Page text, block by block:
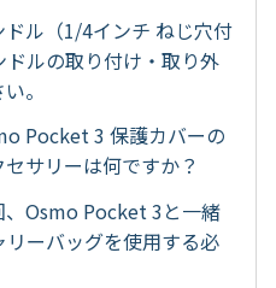
ドル（1/4インチ ねじ穴付
ルの取り付け・取り外
。
Pocket 3 保護カバーの
サリーは何ですか？
、Osmo Pocket 3と一緒
ーバッグを使用する必